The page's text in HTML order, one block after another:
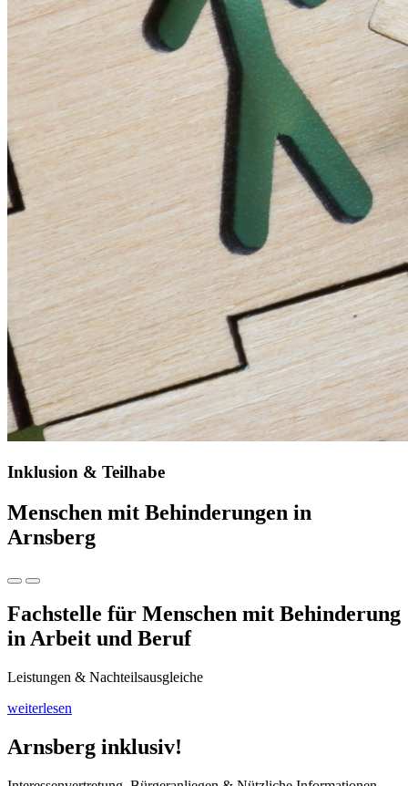
Inklusion & Teilhabe
Menschen mit Behinderungen in
Arnsberg
Fachstelle für Menschen mit Behinderung
in Arbeit und Beruf
Leistungen & Nachteilsausgleiche
weiterlesen
Arnsberg inklusiv!